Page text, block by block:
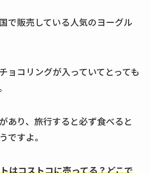
ココネシャンプー詰
トなど販売店や安い
売ってる場所はど
で販売している人気のヨーグル
ョコリングが入っていてとっても
あり、旅行すると必ず食べると
ですよ。
はコストコに売ってる？どこで